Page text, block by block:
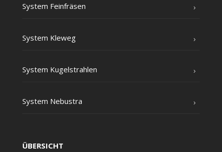
Sys­tem Feinfräsen
Sys­tem Kleweg
Sys­tem Kugelstrahlen
Sys­tem Nebustra
ÜBERSICHT